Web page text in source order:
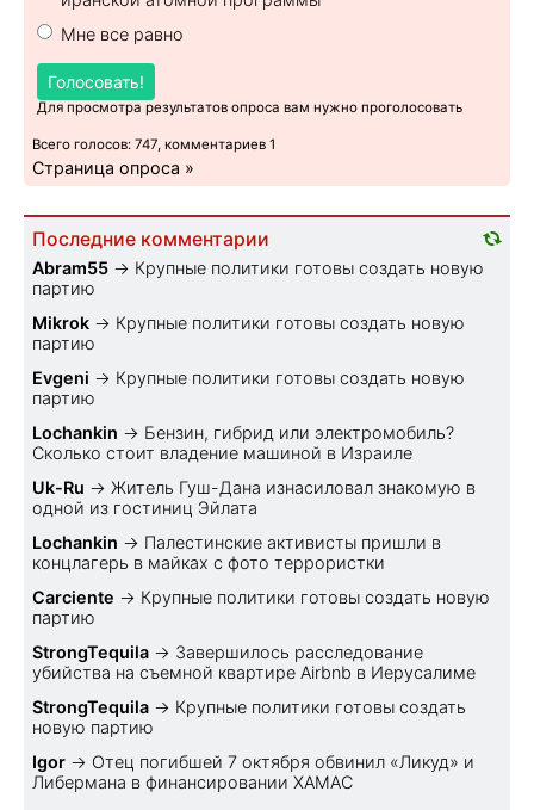
Мне все равно
Голосовать!
Для просмотра результатов опроса вам нужно проголосовать
Всего голосов: 747, комментариев 1
Страница опроса »
Последние комментарии
Abram55 → Крупные политики готовы создать новую
партию
Mikrok → Крупные политики готовы создать новую
партию
Evgeni → Крупные политики готовы создать новую
партию
Lochankin → Бензин, гибрид или электромобиль?
Cколько стоит владение машиной в Израиле
Uk-Ru → Житель Гуш-Дана изнасиловал знакомую в
одной из гостиниц Эйлата
Lochankin → Палестинские активисты пришли в
концлагерь в майках с фото террористки
Carciente → Крупные политики готовы создать новую
партию
StrongTequila → Завершилось расследование
убийства на съемной квартире Airbnb в Иерусалиме
StrongTequila → Крупные политики готовы создать
новую партию
Igor → Отец погибшей 7 октября обвинил «Ликуд» и
Либермана в финансировании ХАМАС